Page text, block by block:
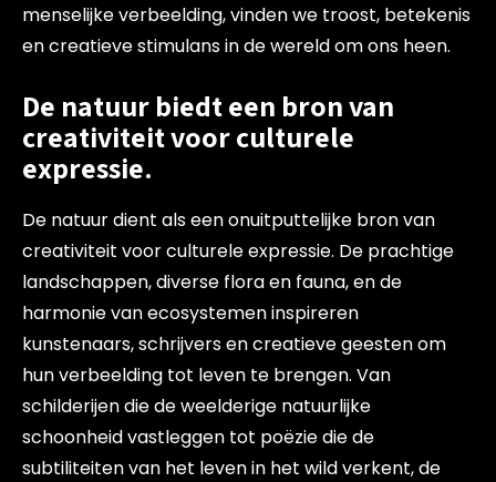
menselijke verbeelding, vinden we troost, betekenis
en creatieve stimulans in de wereld om ons heen.
De natuur biedt een bron van
creativiteit voor culturele
expressie.
De natuur dient als een onuitputtelijke bron van
creativiteit voor culturele expressie. De prachtige
landschappen, diverse flora en fauna, en de
harmonie van ecosystemen inspireren
kunstenaars, schrijvers en creatieve geesten om
hun verbeelding tot leven te brengen. Van
schilderijen die de weelderige natuurlijke
schoonheid vastleggen tot poëzie die de
subtiliteiten van het leven in het wild verkent, de